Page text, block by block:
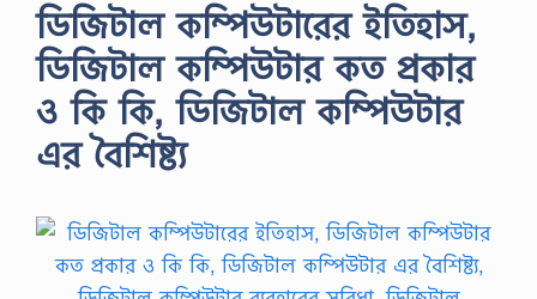
ডিজিটাল কম্পিউটারের ইতিহাস,
ডিজিটাল কম্পিউটার কত প্রকার
ও কি কি, ডিজিটাল কম্পিউটার
এর বৈশিষ্ট্য